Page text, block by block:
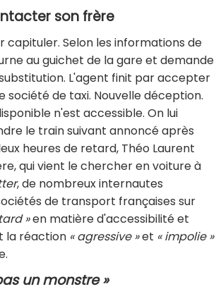
son frère
capituler. Selon les informations de
au guichet de la gare et demande
L'agent finit par accepter
société de taxi. Nouvelle déception.
n'est accessible. On lui
le train suivant annoncé après
heures de retard, Théo Laurent
qui vient le chercher en voiture à
, de nombreux internautes
de transport françaises sur
»en matière d'accessibilité et
la réaction « agressive »et « impolie »
un monstre »